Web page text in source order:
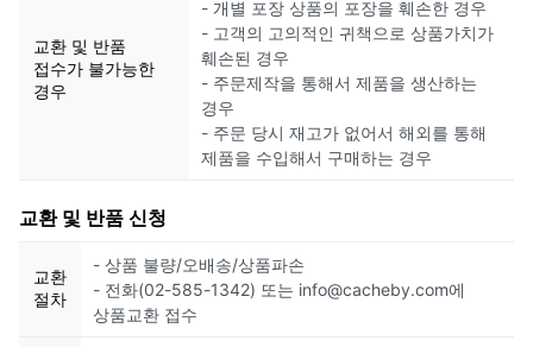
교환 및 반품
접수가 불가능한
경우
- 개별 포장 상품의 포장을 훼손한 경우
- 고객의 고의적인 귀책으로 상품가치가
훼손된 경우
- 주문제작을 통해서 제품을 생산하는
경우
- 주문 당시 재고가 없어서 해외를 통해
제품을 수입해서 구매하는 경우
교환 및 반품 신청
교환
절차
- 상품 불량/오배송/상품파손
- 전화(02-585-1342) 또는 info@cacheby.com에
상품교환 접수